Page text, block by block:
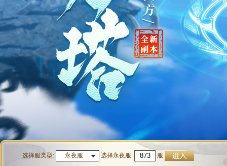
选择服类型: 永夜服 选择永夜服: 服